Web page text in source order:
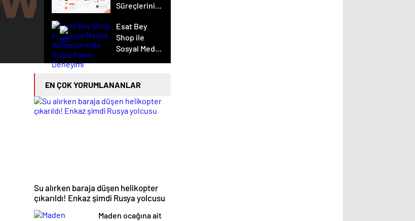
Süreçlerinizi
Yönetin
Esat Bey
Shop ile
Sosyal Medya
Deneyimi
EN ÇOK YORUMLANANLAR
Su alırken baraja düşen helikopter
çıkarıldı! Enkaz şimdi Rusya yolcusu
Maden ocağına ait